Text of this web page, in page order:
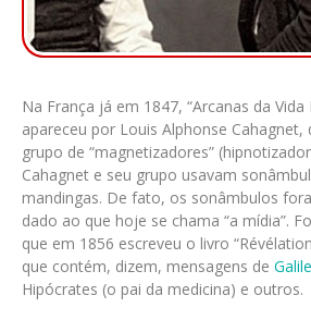
Na França já em 1847, “Arcanas da Vida
apareceu por Louis Alphonse
grupo de “magnetizadores”
Cahagnet e seu grupo usavam
mandingas. De fato, os sonâmbulos
dado ao que hoje se chama “a mídia”.
que em 1856 escreveu o livro
que contém, dizem, mensagens de
Hipócrates (o pai da medicina) e outros.